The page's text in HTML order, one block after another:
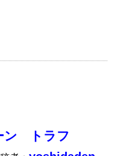
ン トラフ